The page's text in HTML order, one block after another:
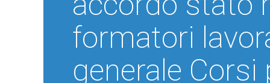
formatori
generale